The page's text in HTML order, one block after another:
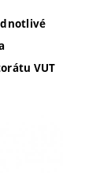
VUT